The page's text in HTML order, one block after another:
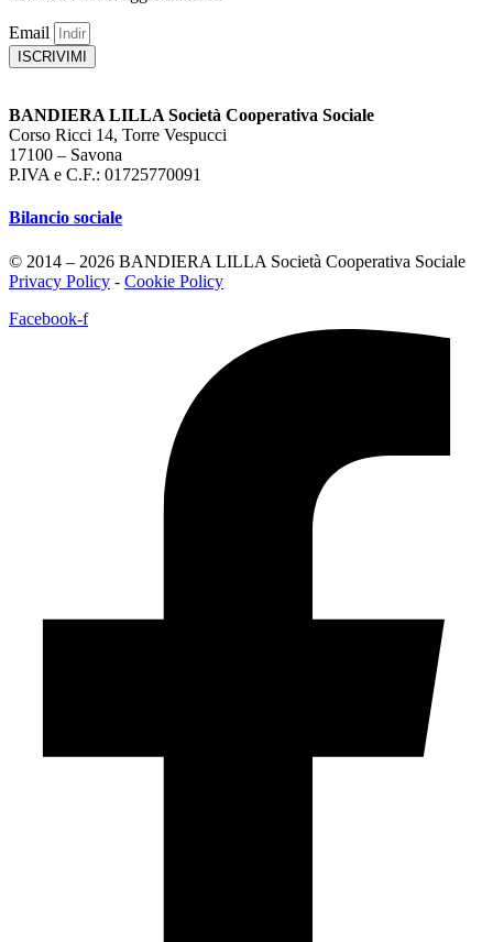
Email
ISCRIVIMI
BANDIERA LILLA Società Cooperativa Sociale
Corso Ricci 14, Torre Vespucci
17100 – Savona
P.IVA e C.F.: 01725770091
Bilancio sociale
© 2014 – 2026 BANDIERA LILLA Società Cooperativa Sociale
Privacy Policy - Cookie Policy
Facebook-f